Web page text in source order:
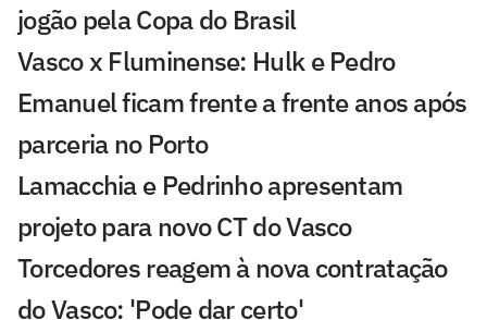
jogão pela Copa do Brasil
Vasco x Fluminense: Hulk e Pedro
Emanuel ficam frente a frente anos após
parceria no Porto
Lamacchia e Pedrinho apresentam
projeto para novo CT do Vasco
Torcedores reagem à nova contratação
do Vasco: 'Pode dar certo'